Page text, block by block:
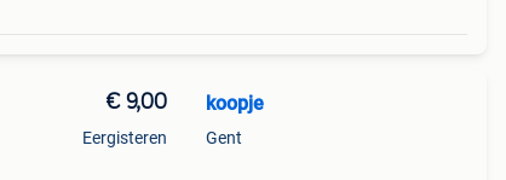
€ 9,00
Eergisteren
koopje
Gent